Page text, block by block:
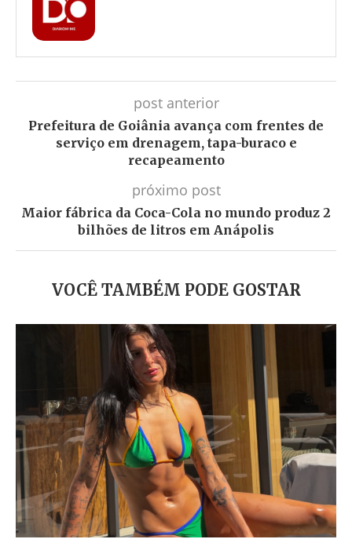
post anterior
Prefeitura de Goiânia avança com frentes de
serviço em drenagem, tapa-buraco e
recapeamento
próximo post
Maior fábrica da Coca-Cola no mundo produz 2
bilhões de litros em Anápolis
VOCÊ TAMBÉM PODE GOSTAR